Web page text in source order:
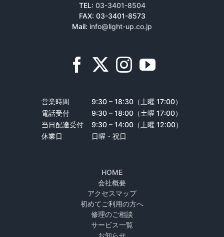
TEL: 03-3401-8504
FAX: 03-3401-8573
Mail: info@light-up.co.jp
営業時間
9:30 – 18:30（土曜 17:00）
電話受付
9:30 – 18:00（土曜 17:00）
当日配達受付
9:30 – 14:00（土曜 12:00）
休業日
日曜・祝日
HOME
会社概要
アクセスマップ
初めてご利用の方へ
修理のご相談
サービス一覧
お知らせ